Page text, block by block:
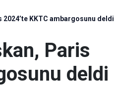
KKTC ambargosunu deldi
Paris
deldi